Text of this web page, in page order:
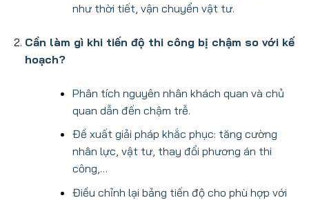
như thời tiết, vận chuyển vật tư.
Cần làm gì khi tiến độ thi công bị chậm so với kế
hoạch?
Phân tích nguyên nhân khách quan và chủ
quan dẫn đến chậm trễ.
Đề xuất giải pháp khắc phục: tăng cường
nhân lực, vật tư, thay đổi phương án thi
công,…
Điều chỉnh lại bảng tiến độ cho phù hợp với